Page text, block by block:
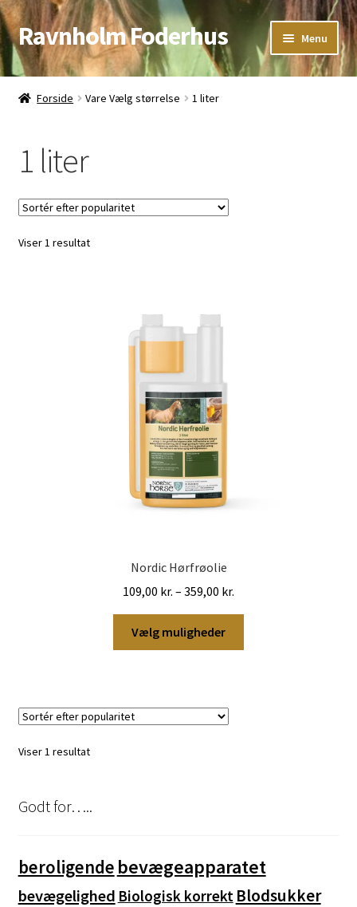
Spring
til
navigation
Spring
til
indhold
Ravnholm Foderhus Menu
Åbningstider
Forside Vare Vælg størrelse 1 liter
1 liter
Viser 1 resultat
Nordic Hørfrøolie
109,00 kr. – 359,00 kr.
109,00 kr.
359,00 kr.
Vælg muligheder
Viser 1 resultat
Godt for…..
beroligende bevægeapparatet
bevægelighed Biologisk korrekt Blodsukker